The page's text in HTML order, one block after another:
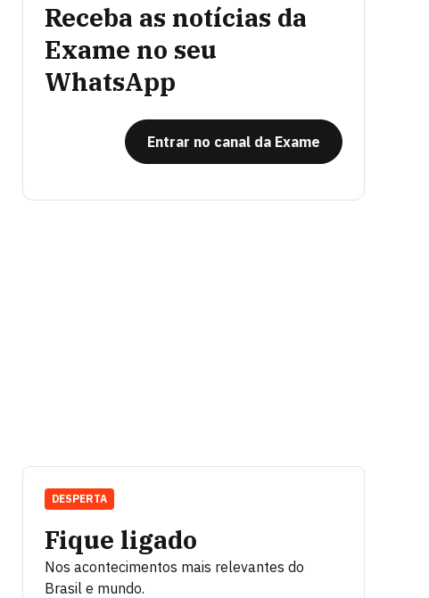
Receba as notícias da
Exame no seu
WhatsApp
Entrar no canal da Exame
Fique ligado
Nos acontecimentos mais relevantes do
Brasil e mundo.
DESPERTA